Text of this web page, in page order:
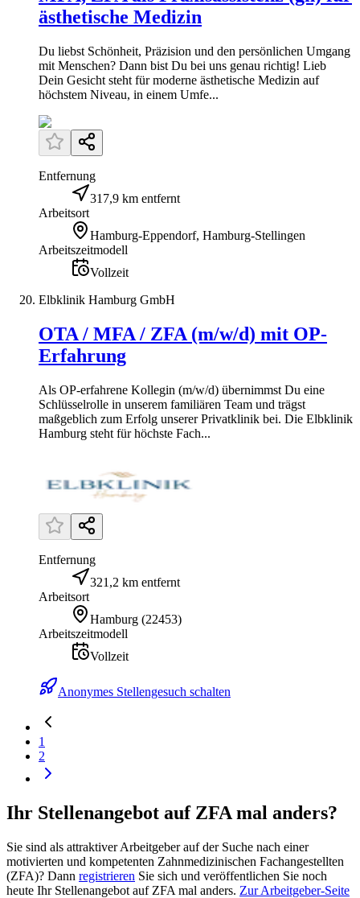
ästhetische Medizin
Du liebst Schönheit, Präzision und den persönlichen Umgang
mit Menschen? Dann bist Du bei uns genau richtig! Lieb
Dein Gesicht steht für moderne ästhetische Medizin auf
höchstem Niveau, in einem Umfe...
Entfernung
317,9 km entfernt
Arbeitsort
Hamburg-Eppendorf, Hamburg-Stellingen
Arbeitszeitmodell
Vollzeit
Elbklinik Hamburg GmbH
OTA / MFA / ZFA (m/w/d) mit OP-
Erfahrung
Als OP-erfahrene Kollegin (m/w/d) übernimmst Du eine
Schlüsselrolle in unserem familiären Team und trägst
maßgeblich zum Erfolg unserer Privatklinik bei. Die Elbklinik
Hamburg steht für höchste Fach...
Entfernung
321,2 km entfernt
Arbeitsort
Hamburg (22453)
Arbeitszeitmodell
Vollzeit
Anonymes Stellengesuch schalten
1
2
Ihr Stellenangebot auf ZFA mal anders?
Sie sind als attraktiver Arbeitgeber auf der Suche nach einer
motivierten und kompetenten Zahnmedizinischen Fachangestellten
(ZFA)? Dann registrieren Sie sich und veröffentlichen Sie noch
heute Ihr Stellenangebot auf ZFA mal anders. Zur Arbeitgeber-Seite